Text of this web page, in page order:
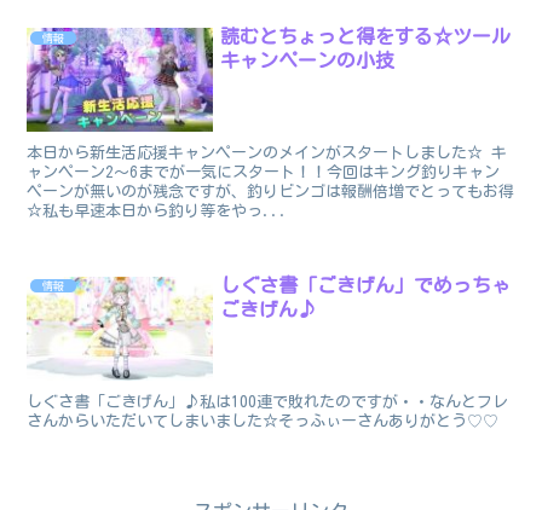
情報
読むとちょっと得をする☆ツール
キャンペーンの小技
本日から新生活応援キャンペーンのメインがスタートしました☆ キ
ャンペーン2～6までが一気にスタート！！今回はキング釣りキャン
ペーンが無いのが残念ですが、釣りビンゴは報酬倍増でとってもお得
☆私も早速本日から釣り等をやっ...
情報
しぐさ書「ごきげん」でめっちゃ
ごきげん♪
しぐさ書「ごきげん」♪私は100連で敗れたのですが・・なんとフレ
さんからいただいてしまいました☆そっふぃーさんありがとう♡♡